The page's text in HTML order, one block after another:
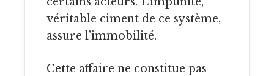
véritable ciment de ce système,
assure l’immobilité.
Cette affaire ne constitue pas